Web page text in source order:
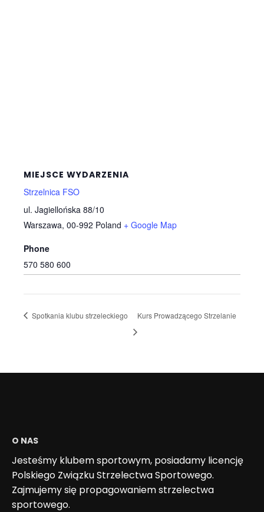
MIEJSCE WYDARZENIA
Strzelnica FSO
ul. Jagiellońska 88/10
Warszawa, 00-992 Poland + Google Map
Phone
570 580 600
Spotkania klubu strzeleckiego Kurs Prowadzącego Strzelanie
O NAS
Jesteśmy klubem sportowym, posiadamy licencję
Polskiego Związku Strzelectwa Sportowego.
Zajmujemy się propagowaniem strzelectwa
sportowego.